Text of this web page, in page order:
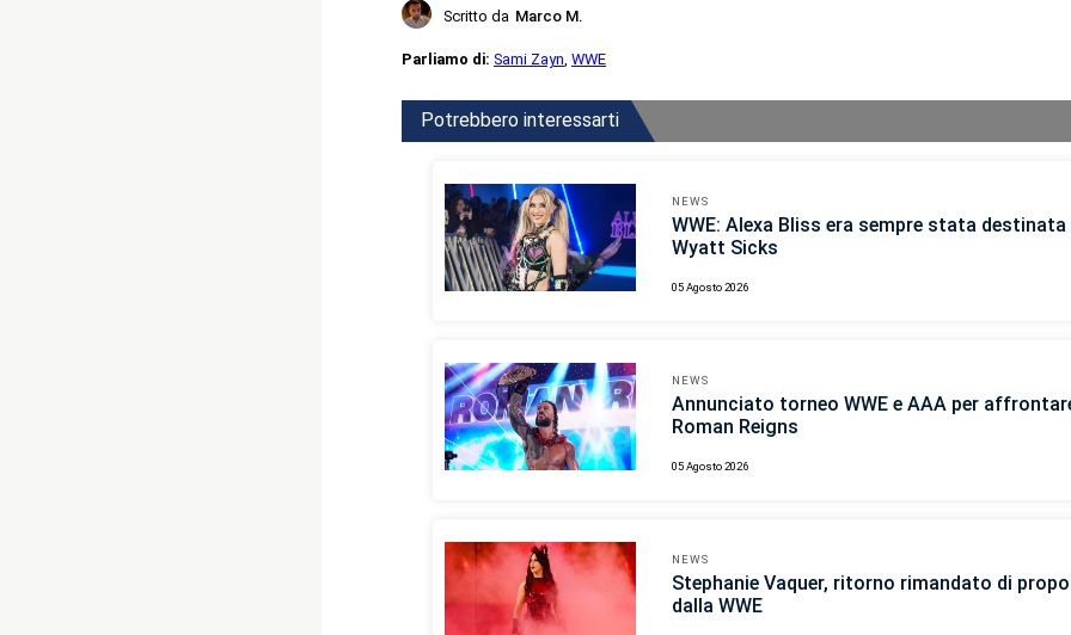
Scritto da Marco M.
Parliamo di: Sami Zayn WWE
Potrebbero interessarti
NEWS
WWE: Alexa Bliss era sempre stata destinata
Wyatt Sicks
05 Agosto 2026
NEWS
Annunciato torneo WWE e AAA per
Roman Reigns
05 Agosto 2026
NEWS
Stephanie Vaquer, ritorno rimandato di
dalla WWE